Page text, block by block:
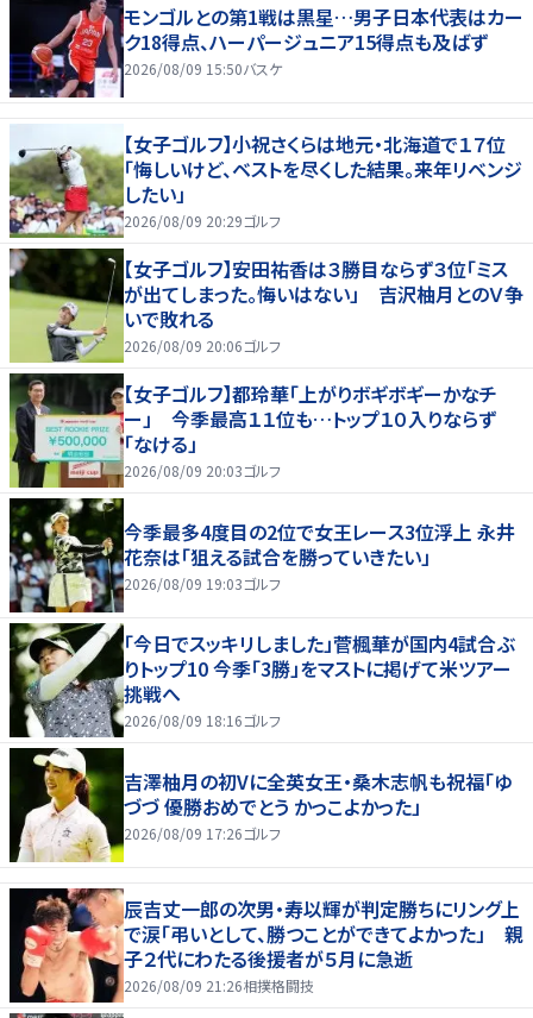
モンゴルとの第1戦は黒星…男子日本代表はカー
ク18得点、ハーパージュニア15得点も及ばず
2026/08/09 15:50バスケ
【女子ゴルフ】小祝さくらは地元・北海道で１７位
「悔しいけど、ベストを尽くした結果。来年リベンジ
したい」
2026/08/09 20:29ゴルフ
【女子ゴルフ】安田祐香は３勝目ならず３位「ミス
が出てしまった。悔いはない」 吉沢柚月とのＶ争
いで敗れる
2026/08/09 20:06ゴルフ
【女子ゴルフ】都玲華「上がりボギボギーかなチ
ー」 今季最高１１位も…トップ１０入りならず
「なける」
2026/08/09 20:03ゴルフ
今季最多4度目の2位で女王レース3位浮上 永井
花奈は「狙える試合を勝っていきたい」
2026/08/09 19:03ゴルフ
「今日でスッキリしました」菅楓華が国内4試合ぶ
りトップ10 今季「3勝」をマストに掲げて米ツアー
挑戦へ
2026/08/09 18:16ゴルフ
吉澤柚月の初Vに全英女王・桑木志帆も祝福「ゆ
づづ 優勝おめでとう かっこよかった」
2026/08/09 17:26ゴルフ
辰吉丈一郎の次男・寿以輝が判定勝ちにリング上
で涙「弔いとして、勝つことができてよかった」 親
子２代にわたる後援者が５月に急逝
2026/08/09 21:26相撲格闘技